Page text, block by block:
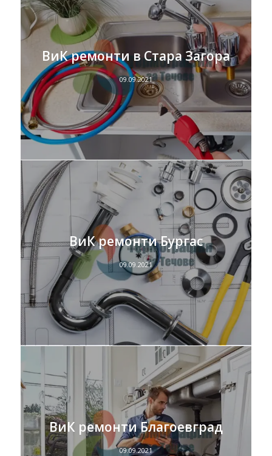
ВиК ремонти в Стара Загора
09.09.2021
ВиК ремонти Бургас
09.09.2021
ВиК ремонти Благоевград
09.09.2021